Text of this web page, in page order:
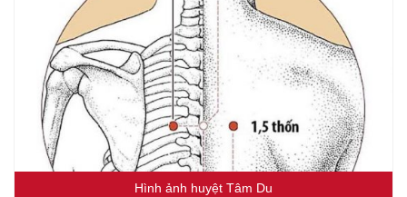
Hình ảnh huyệt Tâm Du